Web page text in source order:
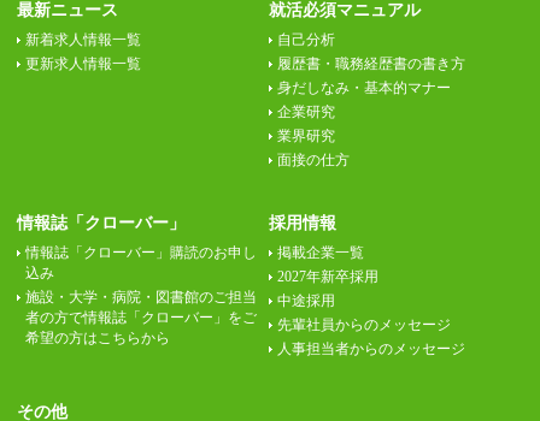
最新ニュース
新着求人情報一覧
更新求人情報一覧
就活必須マニュアル
自己分析
履歴書・職務経歴書の書き方
身だしなみ・基本的マナー
企業研究
業界研究
面接の仕方
情報誌「クローバー」
情報誌「クローバー」購読のお申し
込み
施設・大学・病院・図書館のご担当
者の方で情報誌「クローバー」をご
希望の方はこちらから
採用情報
掲載企業一覧
2027年新卒採用
中途採用
先輩社員からのメッセージ
人事担当者からのメッセージ
その他